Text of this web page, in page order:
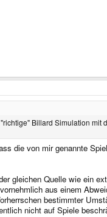
Billard Simulation
die von mir genannte
gleichen Quelle wie ein
aus einem
bestimmter
nicht auf Spiele